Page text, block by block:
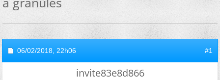
06/02/2018, 22h06 #1
invite83e8d866